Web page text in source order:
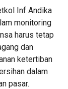
Inf Andika
monitoring
harus tetap
dan
ketertiban
dalam
pasar.